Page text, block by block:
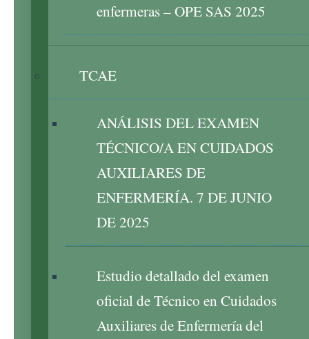
enfermeras – OPE SAS 2025
TCAE
ANÁLISIS DEL EXAMEN
TÉCNICO/A EN CUIDADOS
AUXILIARES DE
ENFERMERÍA. 7 DE JUNIO
DE 2025
Estudio detallado del examen
oficial de Técnico en Cuidados
Auxiliares de Enfermería del